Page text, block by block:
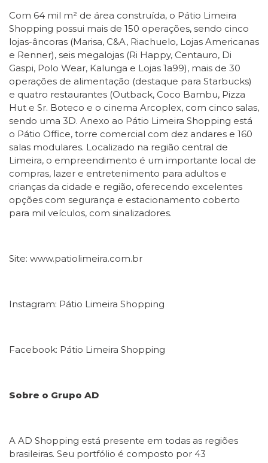
Com 64 mil m² de área construída, o Pátio Limeira
Shopping possui mais de 150 operações, sendo cinco
lojas-âncoras (Marisa, C&A, Riachuelo, Lojas Americanas
e Renner), seis megalojas (Ri Happy, Centauro, Di
Gaspi, Polo Wear, Kalunga e Lojas 1a99), mais de 30
operações de alimentação (destaque para Starbucks)
e quatro restaurantes (Outback, Coco Bambu, Pizza
Hut e Sr. Boteco e o cinema Arcoplex, com cinco salas,
sendo uma 3D. Anexo ao Pátio Limeira Shopping está
o Pátio Office, torre comercial com dez andares e 160
salas modulares. Localizado na região central de
Limeira, o empreendimento é um importante local de
compras, lazer e entretenimento para adultos e
crianças da cidade e região, oferecendo excelentes
opções com segurança e estacionamento coberto
para mil veículos, com sinalizadores.
Site: www.patiolimeira.com.br
Instagram: Pátio Limeira Shopping
Facebook: Pátio Limeira Shopping
Sobre o Grupo AD
A AD Shopping está presente em todas as regiões
brasileiras. Seu portfólio é composto por 43